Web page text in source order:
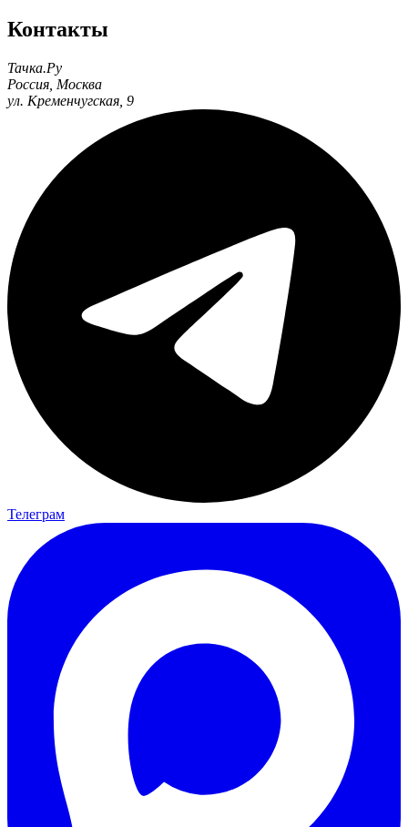
Контакты
Тачка.Ру
Россия Москва
ул. Кременчугская, 9
Телеграм